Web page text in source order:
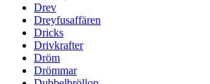
Drev
Dreyfusaffären
Dricks
Drivkrafter
Dröm
Drömmar